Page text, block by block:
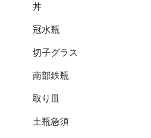
丼
冠水瓶
切子グラス
南部鉄瓶
取り皿
土瓶急須